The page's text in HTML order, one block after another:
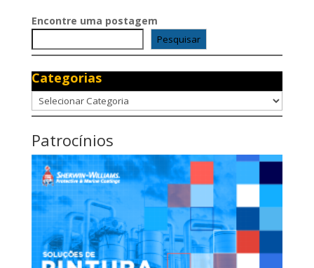
Encontre uma postagem
Pesquisar
Categorias
Categorias
Patrocínios